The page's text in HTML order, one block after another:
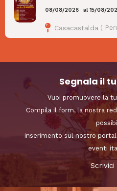
08/08/2026 al15/08/
Casacastalda (
Segnala il
Vuoi promuovere la
Compila il form, la nostra
inserimento sul nostro
eventi
Scrivici